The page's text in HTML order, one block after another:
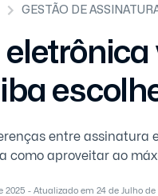
GESTÃO DE
entre assinatura
como aproveitar ao
2025 - Atualizado em 24 de Julho de